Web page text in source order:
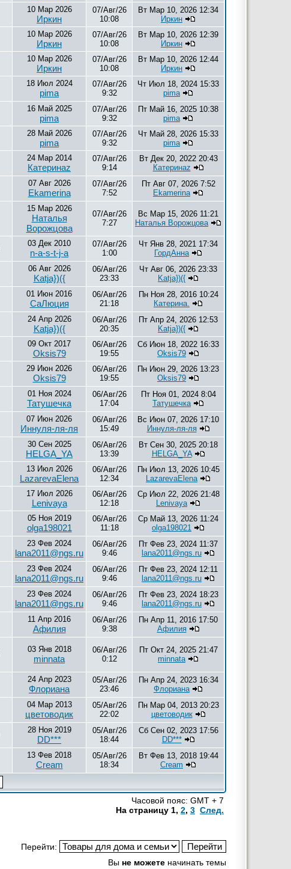
10 Мар 2026
Иркин
07/Авг/26
10:08
Вт Мар 10, 2026 12:34
Иркин
10 Мар 2026
Иркин
07/Авг/26
10:08
Вт Мар 10, 2026 12:39
Иркин
10 Мар 2026
Иркин
07/Авг/26
10:08
Вт Мар 10, 2026 12:44
Иркин
18 Июл 2024
pima
07/Авг/26
9:32
Чт Июл 18, 2024 15:33
pima
16 Май 2025
pima
07/Авг/26
9:32
Пт Май 16, 2025 10:38
pima
28 Май 2026
pima
07/Авг/26
9:32
Чт Май 28, 2026 15:33
pima
24 Мар 2014
Катеринаz
07/Авг/26
9:14
Вт Дек 20, 2022 20:43
Катеринаz
07 Авг 2026
Ekamerina
07/Авг/26
7:52
Пт Авг 07, 2026 7:52
Ekamerina
15 Мар 2026
Наталья
Ворожцова
07/Авг/26
7:27
Вс Мар 15, 2026 11:21
Наталья Ворожцова
03 Дек 2010
n-a-s-t-j-a
07/Авг/26
1:00
Чт Янв 28, 2021 17:34
ГордАнна
06 Авг 2026
Katja})({
06/Авг/26
23:33
Чт Авг 06, 2026 23:33
Katja})({
01 Июн 2016
СаЛюция
06/Авг/26
21:18
Пн Ноя 28, 2016 10:24
Катерина.
24 Апр 2026
Katja})({
06/Авг/26
20:35
Пт Апр 24, 2026 12:53
Katja})({
09 Окт 2017
Oksis79
06/Авг/26
19:55
Сб Июн 18, 2022 16:33
Oksis79
29 Июн 2026
Oksis79
06/Авг/26
19:55
Пн Июн 29, 2026 13:23
Oksis79
01 Ноя 2024
Татушечка
06/Авг/26
17:04
Пт Ноя 01, 2024 8:04
Татушечка
07 Июн 2026
Иннуля-ля-ля
06/Авг/26
15:49
Вс Июн 07, 2026 17:10
Иннуля-ля-ля
30 Сен 2025
HELGA_YA
06/Авг/26
13:39
Вт Сен 30, 2025 20:18
HELGA_YA
13 Июл 2026
LazarevaElena
06/Авг/26
12:34
Пн Июл 13, 2026 10:45
LazarevaElena
17 Июл 2026
Lenivaya
06/Авг/26
12:18
Ср Июл 22, 2026 21:48
Lenivaya
05 Ноя 2019
olga198021
06/Авг/26
11:18
Ср Май 13, 2026 11:24
olga198021
23 Фев 2024
lana2011@ngs.ru
06/Авг/26
9:46
Пт Фев 23, 2024 11:37
lana2011@ngs.ru
23 Фев 2024
lana2011@ngs.ru
06/Авг/26
9:46
Пт Фев 23, 2024 12:11
lana2011@ngs.ru
23 Фев 2024
lana2011@ngs.ru
06/Авг/26
9:46
Пт Фев 23, 2024 18:23
lana2011@ngs.ru
11 Апр 2016
Афилия
06/Авг/26
9:38
Пн Апр 11, 2016 17:50
Афилия
03 Янв 2018
minnata
06/Авг/26
0:12
Пт Окт 24, 2025 21:47
minnata
24 Апр 2023
Флориана
05/Авг/26
23:46
Пн Апр 24, 2023 16:34
Флориана
04 Мар 2013
цветоводик
05/Авг/26
22:02
Пн Мар 04, 2013 20:23
цветоводик
28 Ноя 2019
DD***
05/Авг/26
18:44
Сб Сен 02, 2023 17:56
DD***
13 Фев 2018
Cream
05/Авг/26
18:34
Вт Фев 13, 2018 19:44
Cream
Часовой пояс: GMT + 7
На страницу 1, 2, 3 След.
Перейти:
Вы не можете начинать темы